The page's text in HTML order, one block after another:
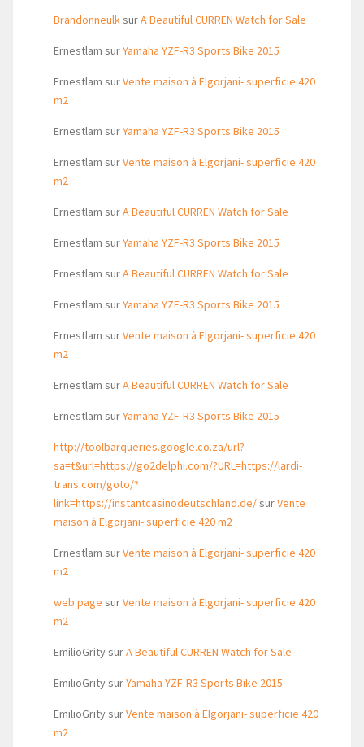
BrandonneulksurA Beautiful CURREN Watch for Sale
Ernestlam surYamaha YZF-R3 Sports Bike 2015
Ernestlam surVente maison à Elgorjani- superficie 420
m2
Ernestlam surYamaha YZF-R3 Sports Bike 2015
Ernestlam surVente maison à Elgorjani- superficie 420
m2
Ernestlam surA Beautiful CURREN Watch for Sale
Ernestlam surYamaha YZF-R3 Sports Bike 2015
Ernestlam surA Beautiful CURREN Watch for Sale
Ernestlam surYamaha YZF-R3 Sports Bike 2015
Ernestlam surVente maison à Elgorjani- superficie 420
m2
Ernestlam surA Beautiful CURREN Watch for Sale
Ernestlam surYamaha YZF-R3 Sports Bike 2015
http://toolbarqueries.google.co.za/url?
sa=t&url=https://go2delphi.com/?URL=https://lardi-
trans.com/goto/?
link=https://instantcasinodeutschland.de/surVente
maison à Elgorjani- superficie 420 m2
Ernestlam surVente maison à Elgorjani- superficie 420
m2
web page surVente maison à Elgorjani- superficie 420
m2
EmilioGritysurA Beautiful CURREN Watch for Sale
EmilioGritysurYamaha YZF-R3 Sports Bike 2015
EmilioGritysurVente maison à Elgorjani- superficie 420
m2